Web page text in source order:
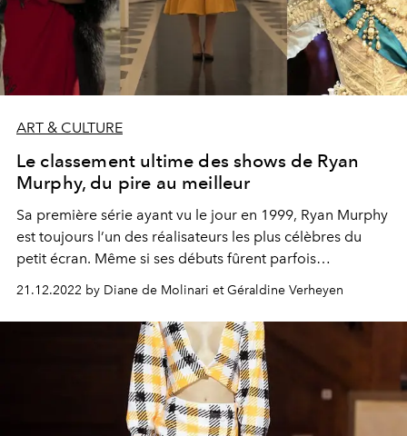
ART & CULTURE
Le classement ultime des shows de Ryan
Murphy, du pire au meilleur
Sa première série ayant vu le jour en 1999, Ryan Murphy
est toujours l’un des réalisateurs les plus célèbres du
petit écran. Même si ses débuts fûrent parfois
controversés, on peut constater aujourd’hui une réelle
volonté de Murphy de refléter la situation évolutive de la
société au travers de ses nombreux shows. L'occasion
de dresser le classement de ses créations, de la pire à la
21.12.2022 by Diane de Molinari et Géraldine Verheyen